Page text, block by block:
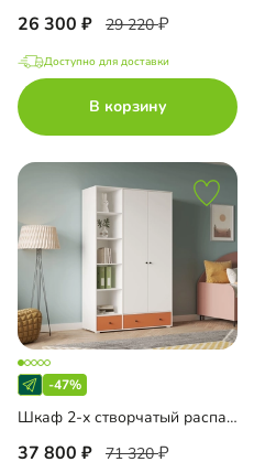
26 300 29 220
Доступно для доставки
В корзину
-47%
Шкаф 2-х створчатый распашной Юлара-3.1Н
37 800 71 320